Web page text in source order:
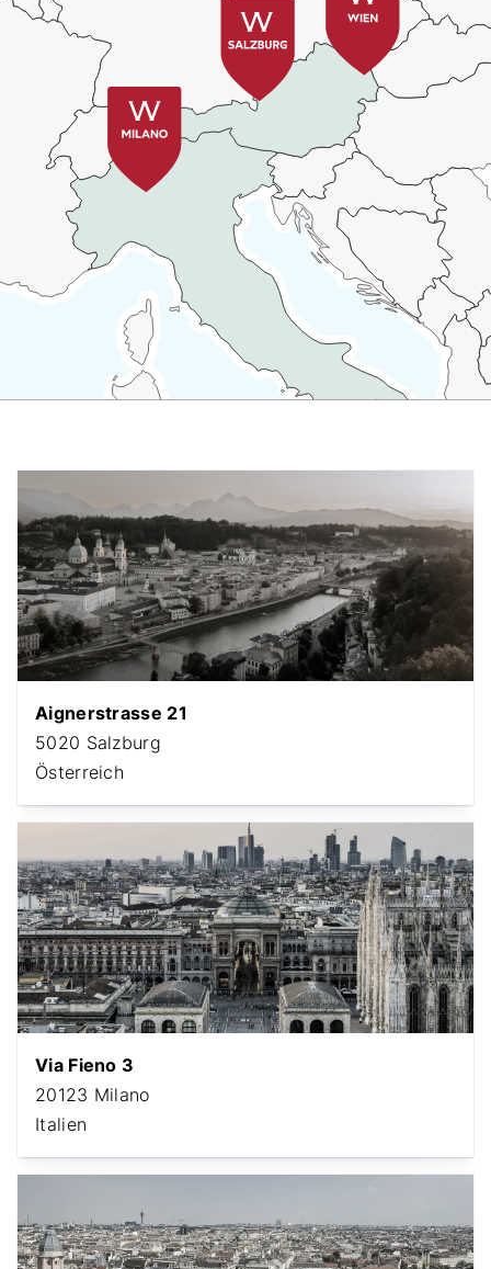
Via Fieno 3
20123 Milano
Italien
Aignerstrasse 21
5020 Salzburg
Österreich